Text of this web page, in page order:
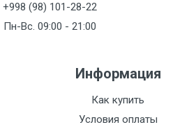
+998 (98) 101-28-22
Пн-Вс. 09:00 - 21:00
Информация
Как купить
Условия оплаты